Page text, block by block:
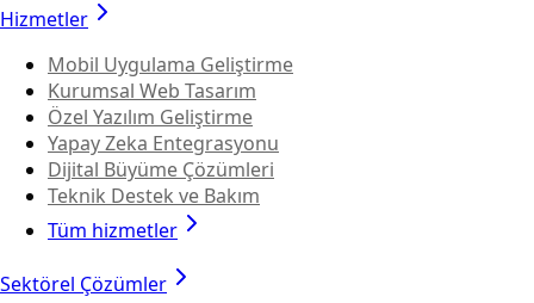
Hizmetler
Mobil Uygulama Geliştirme
Kurumsal Web Tasarım
Özel Yazılım Geliştirme
Yapay Zeka Entegrasyonu
Dijital Büyüme Çözümleri
Teknik Destek ve Bakım
Tüm hizmetler
Sektörel Çözümler